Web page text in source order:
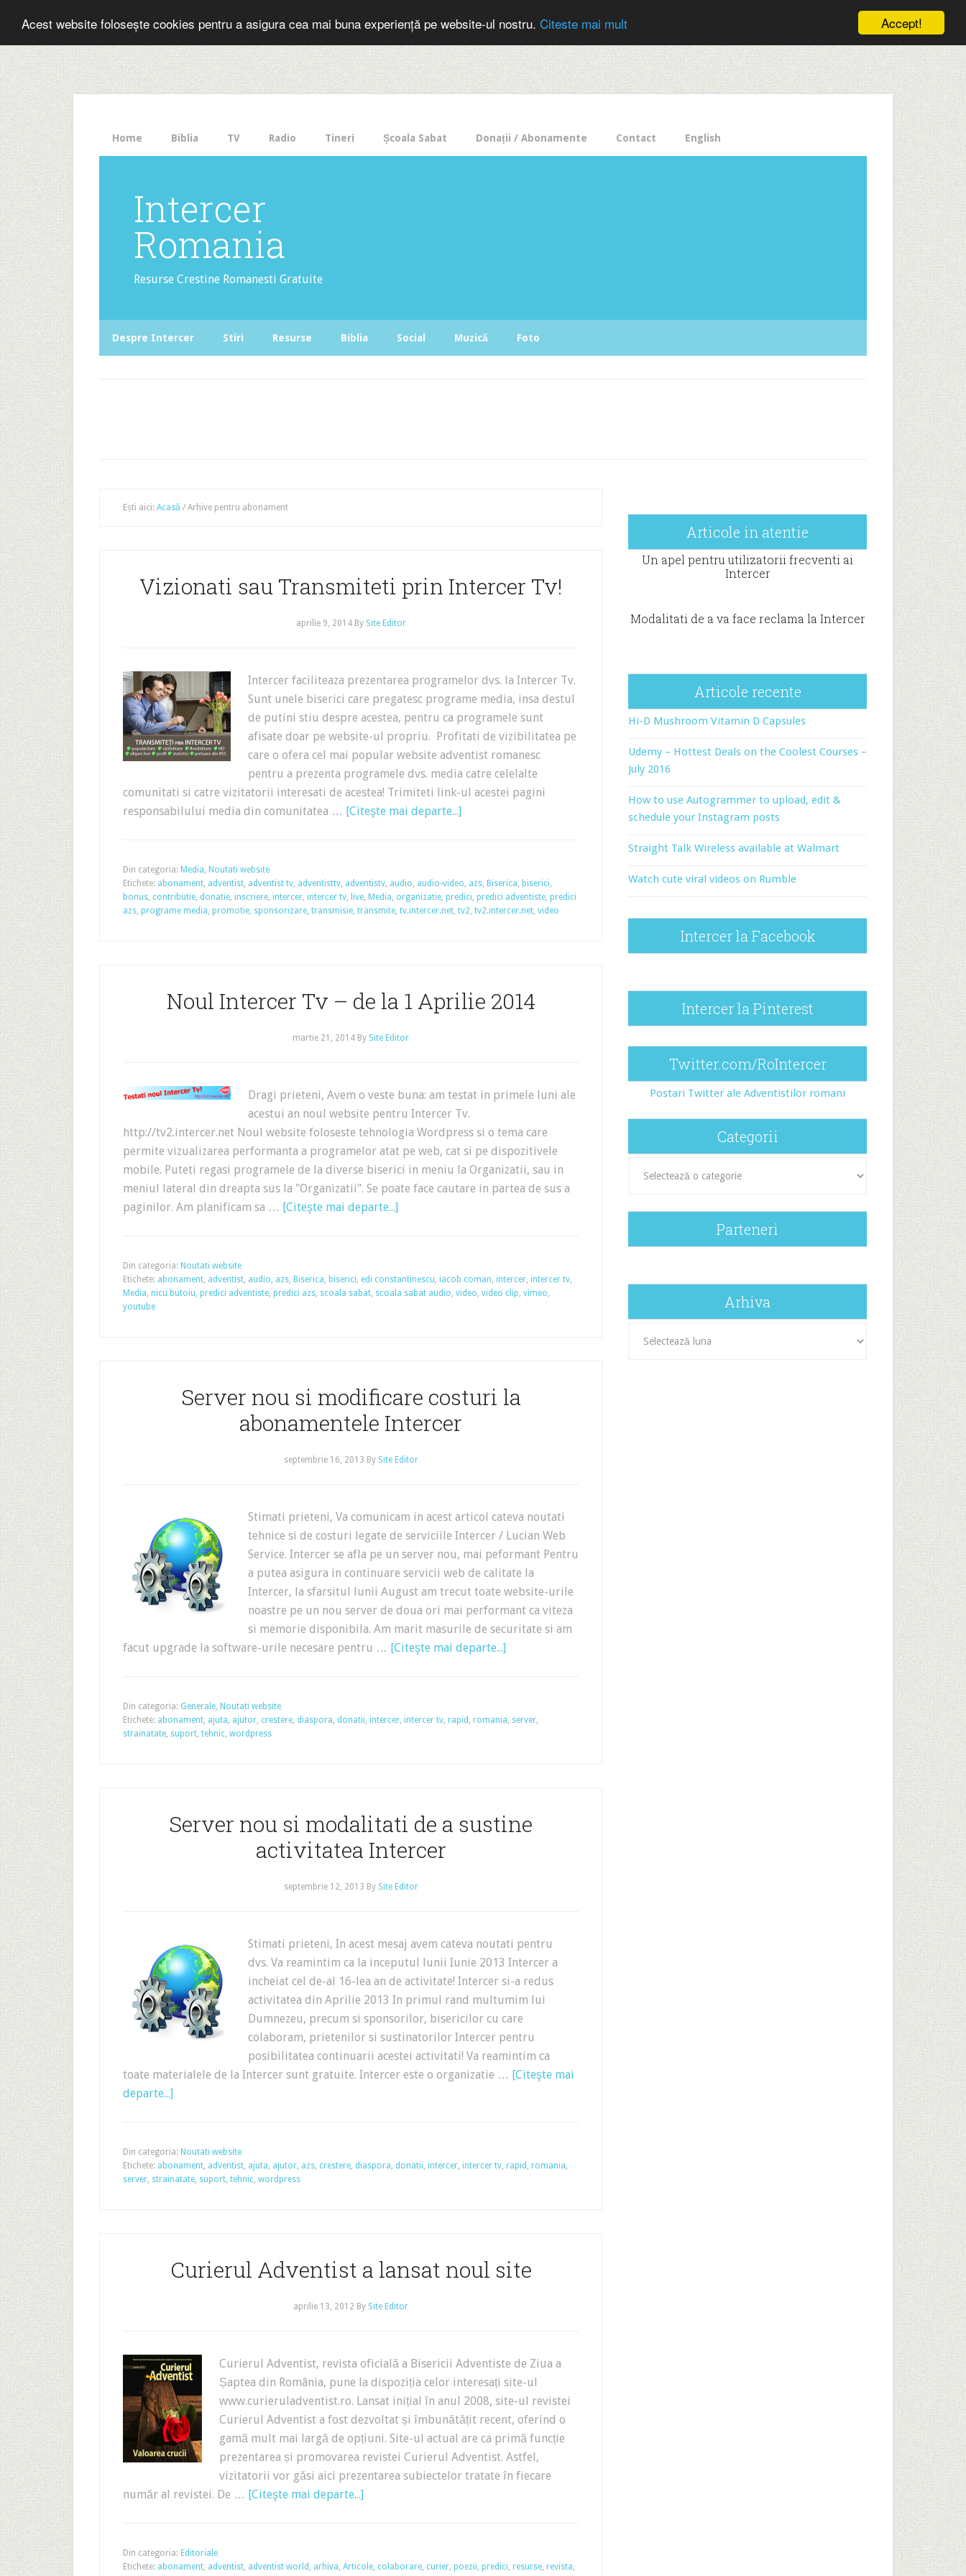
Accept!
Acest website folosește cookies pentru a asigura cea mai buna experiență pe website-ul nostru. Citeste mai mult
The
HelloBar
- a
little
bar
that
gets
noticed!
Home Biblia TV Radio Tineri Școala Sabat Donații / Abonamente Contact English
Intercer
Romania
Resurse Crestine Romanesti Gratuite
Despre Intercer Stiri Resurse Biblia Social Muzică Foto
Ești aici: Acasă / Arhive pentru abonament
Vizionati sau Transmiteti prin Intercer Tv!
aprilie 9, 2014By Site Editor
Intercer faciliteaza prezentarea programelor dvs. la Intercer Tv.
Sunt unele biserici care pregatesc programe media, insa destul
de putini stiu despre acestea, pentru ca programele sunt
afisate doar pe website-ul propriu. Profitati de vizibilitatea pe
care o ofera cel mai popular website adventist romanesc
pentru a prezenta programele dvs. media catre celelalte
comunitati si catre vizitatorii interesati de acestea! Trimiteti link-ul acestei pagini
responsabilului media din comunitatea … [Citeşte mai departe...]
Din categoria: Media, Noutati website
Etichete: abonament, adventist, adventist tv, adventisttv, adventistv, audio, audio-video, azs, Biserica, biserici,
bonus, contributie, donatie, inscriere, intercer, intercer tv, live, Media, organizatie, predici, predici adventiste, predici
azs, programe media, promotie, sponsorizare, transmisie, transmite, tv.intercer.net, tv2, tv2.intercer.net, video
Noul Intercer Tv – de la 1 Aprilie 2014
martie 21, 2014 By Site Editor
Dragi prieteni, Avem o veste buna: am testat in primele luni ale
acestui an noul website pentru Intercer Tv.
http://tv2.intercer.net Noul website foloseste tehnologia Wordpress si o tema care
permite vizualizarea performanta a programelor atat pe web, cat si pe dispozitivele
mobile. Puteti regasi programele de la diverse biserici in meniu la Organizatii, sau in
meniul lateral din dreapta sus la "Organizatii". Se poate face cautare in partea de sus a
paginilor. Am planificam sa … [Citeşte mai departe...]
Din categoria: Noutati website
Etichete: abonament, adventist, audio, azs, Biserica, biserici, edi constantinescu, iacob coman, intercer, intercer tv,
Media, nicu butoiu, predici adventiste, predici azs, scoala sabat, scoala sabat audio, video, video clip, vimeo,
youtube
Server nou si modificare costuri la
abonamentele Intercer
septembrie 16, 2013 By Site Editor
Stimati prieteni, Va comunicam in acest articol cateva noutati
tehnice si de costuri legate de serviciile Intercer / Lucian Web
Service. Intercer se afla pe un server nou, mai peformant Pentru
a putea asigura in continuare servicii web de calitate la
Intercer, la sfarsitul lunii August am trecut toate website-urile
noastre pe un nou server de doua ori mai performant ca viteza
si memorie disponibila. Am marit masurile de securitate si am
facut upgrade la software-urile necesare pentru … [Citeşte mai departe...]
Din categoria: Generale, Noutati website
Etichete: abonament, ajuta, ajutor, crestere, diaspora, donatii, intercer, intercer tv, rapid , romania, server,
strainatate, suport, tehnic, wordpress
Server nou si modalitati de a sustine
activitatea Intercer
septembrie 12, 2013 By Site Editor
Stimati prieteni, In acest mesaj avem cateva noutati pentru
dvs. Va reamintim ca la inceputul lunii Iunie 2013 Intercer a
incheiat cel de-al 16-lea an de activitate! Intercer si-a redus
activitatea din Aprilie 2013 In primul rand multumim lui
Dumnezeu, precum si sponsorilor, bisericilor cu care
colaboram, prietenilor si sustinatorilor Intercer pentru
posibilitatea continuarii acestei activitati! Va reamintim ca
toate materialele de la Intercer sunt gratuite. Intercer este o organizatie … [Citeşte mai
departe...]
Din categoria: Noutati website
Etichete: abonament, adventist, ajuta, ajutor, azs, crestere, diaspora, donatii, intercer, intercer tv, rapid , romania,
server, strainatate, suport, tehnic, wordpress
Curierul Adventist a lansat noul site
aprilie 13, 2012 By Site Editor
Curierul Adventist, revista oficială a Bisericii Adventiste de Ziua a
Șaptea din România, pune la dispoziția celor interesați site-ul
www.curieruladventist.ro. Lansat inițial în anul 2008, site-ul revistei
Curierul Adventist a fost dezvoltat și îmbunătățit recent, oferind o
gamă mult mai largă de opțiuni. Site-ul actual are ca primă funcție
prezentarea și promovarea revistei Curierul Adventist. Astfel,
vizitatorii vor găsi aici prezentarea subiectelor tratate în fiecare
număr al revistei. De … [Citeşte mai departe...]
Din categoria: Editoriale
Etichete: abonament, adventist, adventist world , arhiva, Articole, colaborare, curier, poezii, predici, resurse, revista,
Articole in atentie
Un apel pentru utilizatorii frecventi ai
Intercer
Modalitati de a va face reclama la Intercer
Articole recente
Hi-D Mushroom Vitamin D Capsules
Udemy – Hottest Deals on the Coolest Courses –
July 2016
How to use Autogrammer to upload, edit &
schedule your Instagram posts
Straight Talk Wireless available at Walmart
Watch cute viral videos on Rumble
Intercer la Facebook
Intercer la Pinterest
Twitter.com/RoIntercer
Postari Twitter ale Adventistilor romani
Categorii
Parteneri
Arhiva